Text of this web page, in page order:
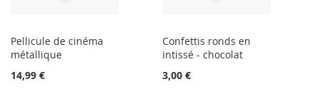
Pellicule de cinéma
métallique
14,99 €
Confettis ronds en
intissé - chocolat
3,00 €